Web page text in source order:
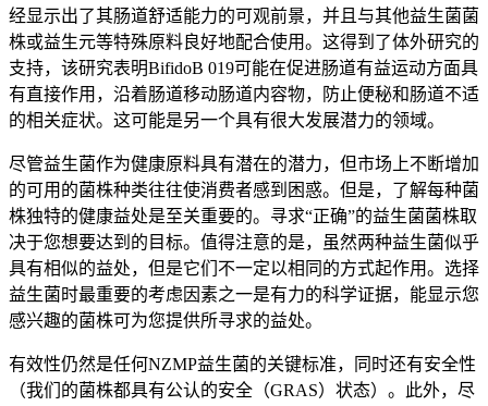
经显示出了其肠道舒适能力的可观前景，并且与其他益生菌菌
株或益生元等特殊原料良好地配合使用。这得到了体外研究的
支持，该研究表明BifidoB 019可能在促进肠道有益运动方面具
有直接作用，沿着肠道移动肠道内容物，防止便秘和肠道不适
的相关症状。这可能是另一个具有很大发展潜力的领域。
尽管益生菌作为健康原料具有潜在的潜力，但市场上不断增加
的可用的菌株种类往往使消费者感到困惑。但是，了解每种菌
株独特的健康益处是至关重要的。寻求“正确”的益生菌菌株取
决于您想要达到的目标。值得注意的是，虽然两种益生菌似乎
具有相似的益处，但是它们不一定以相同的方式起作用。选择
益生菌时最重要的考虑因素之一是有力的科学证据，能显示您
感兴趣的菌株可为您提供所寻求的益处。
有效性仍然是任何NZMP益生菌的关键标准，同时还有安全性
（我们的菌株都具有公认的安全（GRAS）状态）。此外，尽